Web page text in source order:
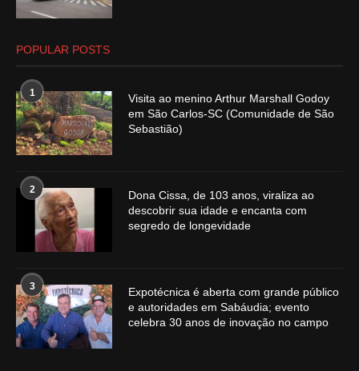
POPULAR POSTS
1
Visita ao menino Arthur Marshall Godoy
em São Carlos-SC (Comunidade de São
Sebastião)
2
Dona Cissa, de 103 anos, viraliza ao
descobrir sua idade e encanta com
segredo de longevidade
3
Expotécnica é aberta com grande público
e autoridades em Sabáudia; evento
celebra 30 anos de inovação no campo